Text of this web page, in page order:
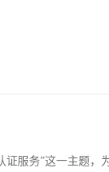
服务”这一主题，